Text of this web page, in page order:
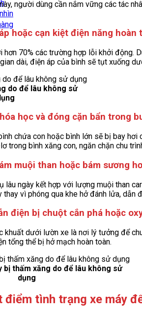
người dùng cần nắm vững các tác
hoặc cạn kiệt điện năng hoàn
hơn 70% các trường hợp lỗi khởi động.
dài, điện áp của bình sẽ tụt xuống
do để lâu không sử
học và đóng cặn bẩn trong
chứa con hoặc bình lớn sẽ bị bay
trong bình xăng con, ngăn chặn chu
muội than hoặc bám sương
lâu ngày kết hợp với lượng muội than
vì phóng qua khe hở đánh lửa, dẫn
điện bị chuột cắn phá hoặc
khuất dưới lườn xe là nơi lý tưởng để
tổng thể bị hở mạch hoàn toàn.
bị thấm xăng do để lâu không sử
dụng
điểm tình trạng xe máy